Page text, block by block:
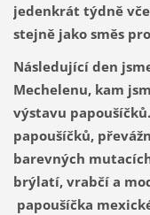
jedenkrát týdně
stejně jako směs
Následující den
Mechelenu, kam
výstavu
papoušíčků,
barevných
brýlatí, vrabčí a
papoušíčka